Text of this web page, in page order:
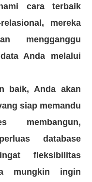
cara terbaik
mereka
mengganggu
Anda melalui
baik, Anda akan
siap memandu
membangun,
database
fleksibilitas
mungkin ingin